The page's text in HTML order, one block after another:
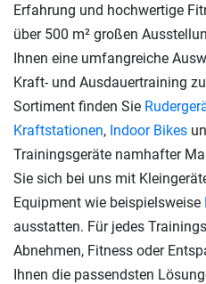
Erfahrung und hochwertige
über 500 m² großen
Ihnen eine umfangreiche
Kraft- und Ausdauertraining
Sortiment finden Sie
Kraftstationen, Indoor Bikes
Trainingsgeräte namhafter
Sie sich bei uns mit
Equipment wie beispielsweise
ausstatten. Für jedes
Abnehmen, Fitness oder
Ihnen die passendsten